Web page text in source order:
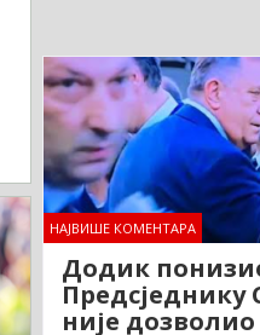
НАЈВИШЕ КОМЕНТАРА
Додик
Предсједнику
није